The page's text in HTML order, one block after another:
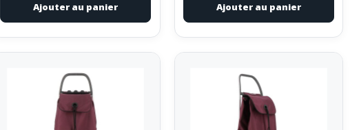
Ajouter au panier Ajouter au panier